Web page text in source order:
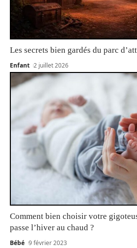
Les secrets bien gardés du parc
Enfant 2 juillet 2026
Comment bien choisir votre
passe l’hiver au chaud ?
Bébé 9 février 2023